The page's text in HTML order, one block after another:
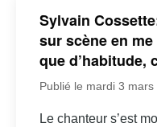
Sylvain
sur scène en
que d’habitude,
Publié le mardi 3 mars
Le chanteur s’est